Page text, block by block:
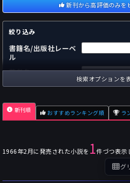
新刊から高評価のみを
絞り込み
書籍名/出版社レーベ
ル
著者名
国内
出版社
フォーマット
単行本
～
～
検索オプションを
新刊順 おすすめランキング順 ラ
1966年2月に発売された小説を 1件づつ表示
グ